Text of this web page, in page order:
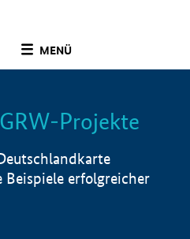
MENÜ
Info
Projekte
erfolgreicher